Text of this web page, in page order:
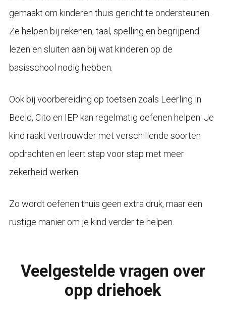
gemaakt om kinderen thuis gericht te ondersteunen.
Ze helpen bij rekenen, taal, spelling en begrijpend
lezen en sluiten aan bij wat kinderen op de
basisschool nodig hebben.
Ook bij voorbereiding op toetsen zoals Leerling in
Beeld, Cito en IEP kan regelmatig oefenen helpen. Je
kind raakt vertrouwder met verschillende soorten
opdrachten en leert stap voor stap met meer
zekerheid werken.
Zo wordt oefenen thuis geen extra druk, maar een
rustige manier om je kind verder te helpen.
Veelgestelde vragen over
opp driehoek